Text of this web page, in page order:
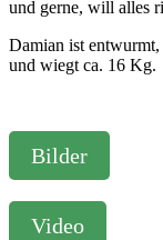
und gerne, will alles
Damian ist
und wiegt ca. 16 Kg.
Bilder
Video